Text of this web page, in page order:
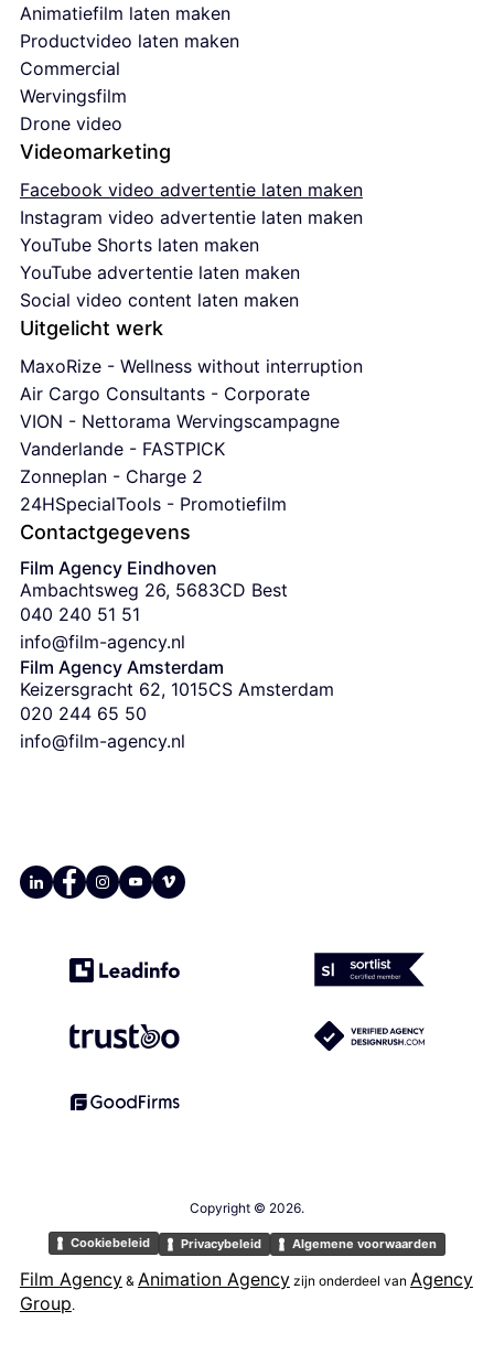
Animatiefilm laten maken
Productvideo laten maken
Commercial
Wervingsfilm
Drone video
Videomarketing
Facebook video advertentie laten maken
Instagram video advertentie laten maken
YouTube Shorts laten maken
YouTube advertentie laten maken
Social video content laten maken
Uitgelicht werk
MaxoRize - Wellness without interruption
Air Cargo Consultants - Corporate
VION - Nettorama Wervingscampagne
Vanderlande - FASTPICK
Zonneplan - Charge 2
24HSpecialTools - Promotiefilm
Contactgegevens
Film Agency Eindhoven
Ambachtsweg 26, 5683CD Best
‭040 240 51 51‬
info@film-agency.nl
Film Agency Amsterdam
Keizersgracht 62, 1015CS Amsterdam
‭020 244 65 50
info@film-agency.nl
Copyright © 2026.
Cookiebeleid Privacybeleid Algemene voorwaarden
Film Agency& Animation Agencyzijn onderdeel van Agency
Group.